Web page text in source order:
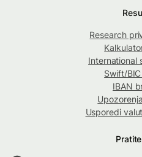
Research
International
Swift/
IBAN
Usporedi